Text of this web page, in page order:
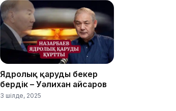
Ядролық қаруды бекер
бердік – Уәлихан Қайсаров
3 шілде, 2025